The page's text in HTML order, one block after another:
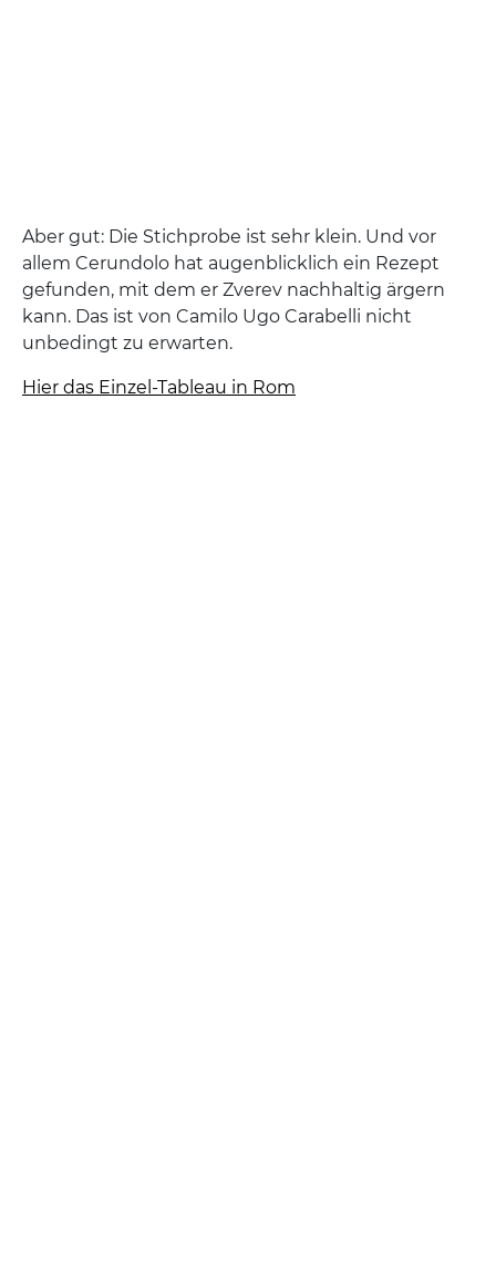
Aber gut: Die Stichprobe ist sehr klein. Und vor
allem Cerundolo hat augenblicklich ein Rezept
gefunden, mit dem er Zverev nachhaltig ärgern
kann. Das ist von Camilo Ugo Carabelli nicht
unbedingt zu erwarten.
Hier das Einzel-Tableau in Rom